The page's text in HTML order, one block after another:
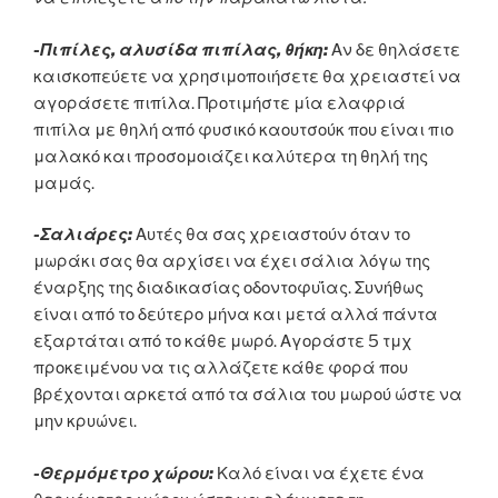
-Πιπίλες, αλυσίδα πιπίλας, θήκη:Αν δε θηλάσετε
καισκοπεύετε να χρησιμοποιήσετε θα χρειαστεί να
αγοράσετε πιπίλα. Προτιμήστε μία ελαφριά
πιπίλα με θηλή από φυσικό καουτσούκ που είναι πιο
μαλακό και προσομοιάζει καλύτερα τη θηλή της
μαμάς.
-Σαλιάρες:Αυτές θα σας χρειαστούν όταν το
μωράκι σας θα αρχίσει να έχει σάλια λόγω της
έναρξης της διαδικασίας οδοντοφυΐας. Συνήθως
είναι από το δεύτερο μήνα και μετά αλλά πάντα
εξαρτάται από το κάθε μωρό. Αγοράστε 5 τμχ
προκειμένου να τις αλλάζετε κάθε φορά που
βρέχονται αρκετά από τα σάλια του μωρού ώστε να
μην κρυώνει.
-Θερμόμετρο χώρου: Καλό είναι να έχετε ένα